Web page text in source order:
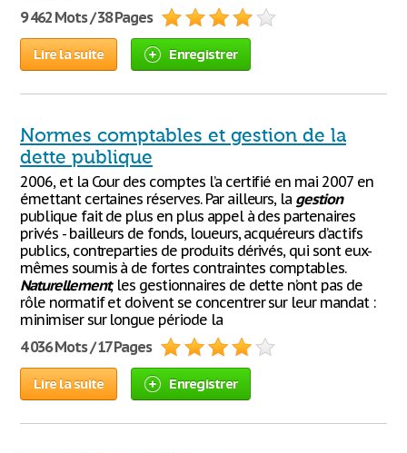
9 462 Mots / 38 Pages
Lire la suite Enregistrer
Normes comptables et gestion de la
dette publique
2006, et la Cour des comptes l’a certifié en mai 2007 en
émettant certaines réserves. Par ailleurs, la gestion
publique fait de plus en plus appel à des partenaires
privés - bailleurs de fonds, loueurs, acquéreurs d’actifs
publics, contreparties de produits dérivés, qui sont eux-
mêmes soumis à de fortes contraintes comptables.
Naturellement, les gestionnaires de dette n’ont pas de
rôle normatif et doivent se concentrer sur leur mandat :
minimiser sur longue période la
4 036 Mots / 17 Pages
Lire la suite Enregistrer